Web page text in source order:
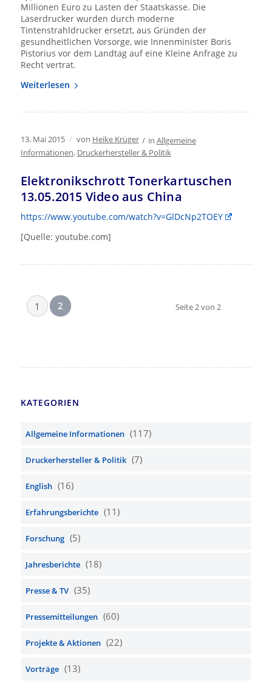
Millionen Euro zu Lasten der Staatskasse. Die
Laserdrucker wurden durch moderne
Tintenstrahldrucker ersetzt, aus Gründen der
gesundheitlichen Vorsorge, wie Innenminister Boris
Pistorius vor dem Landtag auf eine Kleine Anfrage zu
Recht vertrat.
Weiterlesen
13. Mai 2015 / von Heike Krüger / in Allgemeine
Informationen, Druckerhersteller & Politik
Elektronikschrott Tonerkartuschen
13.05.2015 Video aus China
https://www.youtube.com/watch?v=GlDcNp2TOEY
[Quelle: youtube.com]
Seite 2 von 2
1 2
KATEGORIEN
Allgemeine Informationen (117)
Druckerhersteller & Politik (7)
English (16)
Erfahrungsberichte (11)
Forschung (5)
Jahresberichte (18)
Presse & TV (35)
Pressemitteilungen (60)
Projekte & Aktionen (22)
Vorträge (13)